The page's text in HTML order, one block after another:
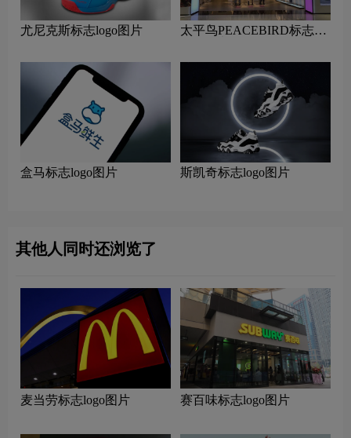
尤尼克斯标志logo图片
太平鸟PEACEBIRD标志
盒马标志logo图片 斯凯奇标志logo图片
其他人同时还浏览了
麦当劳标志logo图片 赛百味标志logo图片